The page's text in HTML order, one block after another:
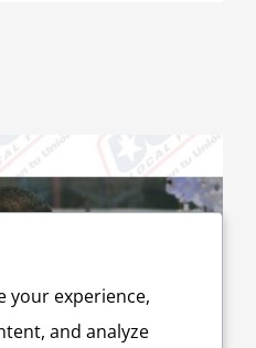
your experience,
and analyze